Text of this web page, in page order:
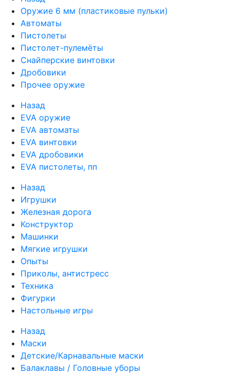
Оружие 6 мм (пластиковые пульки)
Автоматы
Пистолеты
Пистолет-пулемёты
Снайперские винтовки
Дробовики
Прочее оружие
Назад
EVA оружие
EVA автоматы
EVA винтовки
EVA дробовики
EVA пистолеты, пп
Назад
Игрушки
Железная дорога
Конструктор
Машинки
Мягкие игрушки
Опыты
Приколы, антистресс
Техника
Фигурки
Настольные игры
Назад
Маски
Детские/Карнавальные маски
Балаклавы / Головные уборы